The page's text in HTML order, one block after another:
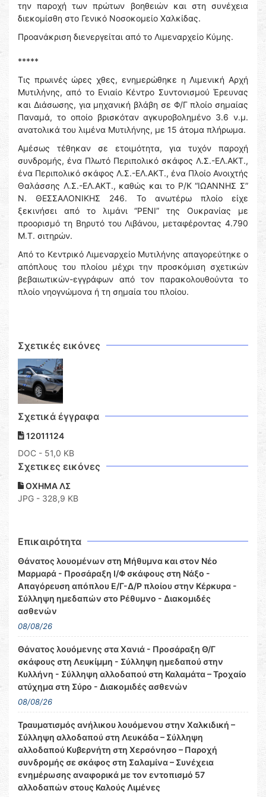
την παροχή των πρώτων βοηθειών και στη συνέχεια
διεκομίσθη στο Γενικό Νοσοκομείο Χαλκίδας.
Προανάκριση διενεργείται από το Λιμεναρχείο Κύμης.
*****
Τις πρωινές ώρες χθες, ενημερώθηκε η Λιμενική Αρχή
Μυτιλήνης, από το Ενιαίο Κέντρο Συντονισμού Έρευνας
και Διάσωσης, για μηχανική βλάβη σε Φ/Γ πλοίο σημαίας
Παναμά, το οποίο βρισκόταν αγκυροβολημένο 3.6 ν.μ.
ανατολικά του λιμένα Μυτιλήνης, με 15 άτομα πλήρωμα.
Αμέσως τέθηκαν σε ετοιμότητα, για τυχόν παροχή
συνδρομής, ένα Πλωτό Περιπολικό σκάφος Λ.Σ.-ΕΛ.ΑΚΤ.,
ένα Περιπολικό σκάφος Λ.Σ.-ΕΛ.ΑΚΤ., ένα Πλοίο Ανοιχτής
Θαλάσσης Λ.Σ.-ΕΛ.ΑΚΤ., καθώς και το Ρ/Κ “ΙΩΑΝΝΗΣ Σ”
Ν. ΘΕΣΣΑΛΟΝΙΚΗΣ 246. Το ανωτέρω πλοίο είχε
ξεκινήσει από το λιμάνι “ΡΕΝΙ” της Ουκρανίας με
προορισμό τη Βηρυτό του Λιβάνου, μεταφέροντας 4.790
Μ.Τ. σιτηρών.
Από το Κεντρικό Λιμεναρχείο Μυτιλήνης απαγορεύτηκε ο
απόπλους του πλοίου μέχρι την προσκόμιση σχετικών
βεβαιωτικών-εγγράφων από τον παρακολουθούντα το
πλοίο νηογνώμονα ή τη σημαία του πλοίου.
Σχετικές εικόνες
Σχετικά έγγραφα
12011124
DOC - 51,0 KB
Σχετικες εικόνες
ΟΧΗΜΑ ΛΣ
JPG - 328,9 KB
Επικαιρότητα
Θάνατος λουομένων στη Μήθυμνα και στον Νέο
Μαρμαρά - Προσάραξη Ι/Φ σκάφους στη Νάξο -
Απαγόρευση απόπλου Ε/Γ-Δ/Ρ πλοίου στην Κέρκυρα -
Σύλληψη ημεδαπών στο Ρέθυμνο - Διακομιδές
ασθενών
08/08/26
Θάνατος λουόμενης στα Χανιά - Προσάραξη Θ/Γ
σκάφους στη Λευκίμμη - Σύλληψη ημεδαπού στην
Κυλλήνη - Σύλληψη αλλοδαπού στη Καλαμάτα – Τροχαίο
ατύχημα στη Σύρο - Διακομιδές ασθενών
08/08/26
Τραυματισμός ανήλικου λουόμενου στην Χαλκιδική –
Σύλληψη αλλοδαπού στη Λευκάδα – Σύλληψη
αλλοδαπού Κυβερνήτη στη Χερσόνησο – Παροχή
συνδρομής σε σκάφος στη Σαλαμίνα – Συνέχεια
ενημέρωσης αναφορικά με τον εντοπισμό 57
αλλοδαπών στους Καλούς Λιμένες